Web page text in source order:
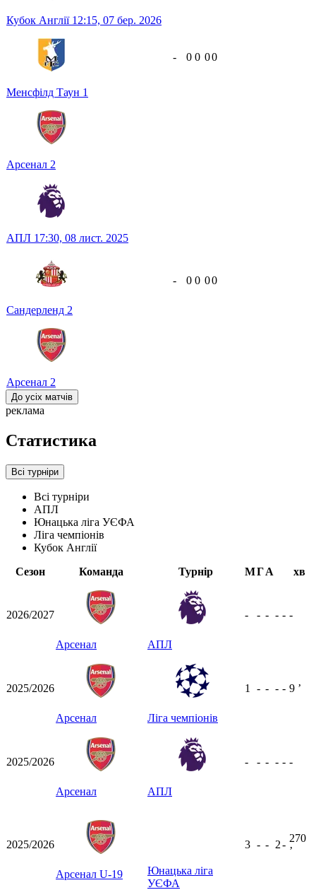
Кубок Англії 12:15, 07 бер. 2026
Менсфілд Таун 1
Арсенал 2
- 0 0 00
АПЛ 17:30, 08 лист. 2025
Сандерленд 2
Арсенал 2
- 0 0 00
До усіх матчів
реклама
Статистика
Всі турніри
Всі турніри
АПЛ
Юнацька ліга УЄФА
Ліга чемпіонів
Кубок Англії
Сезон
Команда Турнір МГА хв
2026/2027
Арсенал АПЛ
- - - - - -
2025/2026
Арсенал Ліга чемпіонів
1 - - - - 9 ʼ
2025/2026
Арсенал АПЛ
- - - - - -
2025/2026
Арсенал U-19
Юнацька ліга
УЄФА
3 - - 2-
270
ʼ